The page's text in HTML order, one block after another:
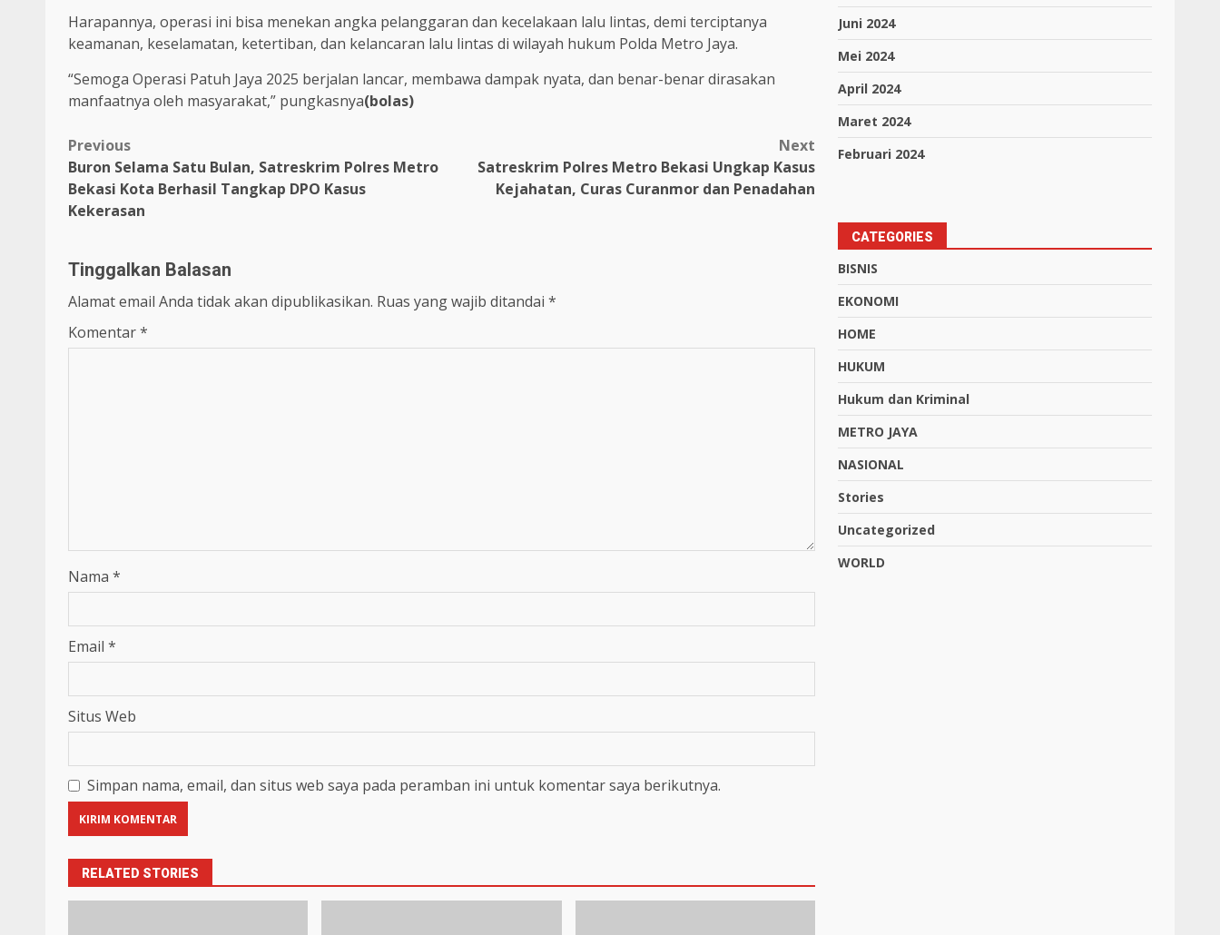
Harapannya, operasi ini bisa menekan angka pelanggaran dan kecelakaan lalu lintas, demi terciptanya
keamanan, keselamatan, ketertiban, dan kelancaran lalu lintas di wilayah hukum Polda Metro Jaya.
“Semoga Operasi Patuh Jaya 2025 berjalan lancar, membawa dampak nyata, dan benar-benar dirasakan
manfaatnya oleh masyarakat,” pungkasnya(bolas)
Previous
Buron Selama Satu Bulan, Satreskrim Polres Metro
Bekasi Kota Berhasil Tangkap DPO Kasus
Kekerasan
Next
Satreskrim Polres Metro Bekasi Ungkap Kasus
Kejahatan, Curas Curanmor dan Penadahan
Tinggalkan Balasan
Alamat email Anda tidak akan dipublikasikan. Ruas yang wajib ditandai *
Komentar*
Nama *
Email *
Situs Web
Simpan nama, email, dan situs web saya pada peramban ini untuk komentar saya berikutnya.
RELATED STORIES
Juni 2024
Mei 2024
April 2024
Maret 2024
Februari 2024
CATEGORIES
BISNIS
EKONOMI
HOME
HUKUM
Hukum dan Kriminal
METRO JAYA
NASIONAL
Stories
Uncategorized
WORLD